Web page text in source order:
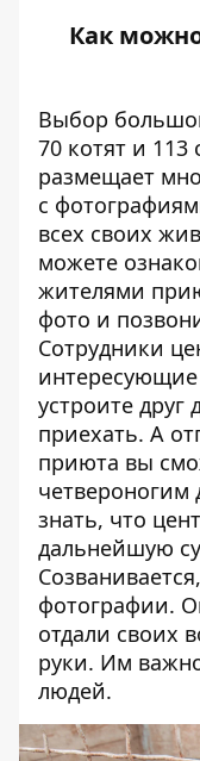
Как
Выбор
70 котят и 113
размещает
с
всех своих
можете
жителями
фото и
Сотрудники
устроите друг
приехать. А
приюта вы
знать, что
дальнейшую
фотографии.
отдали своих
руки. Им
людей.